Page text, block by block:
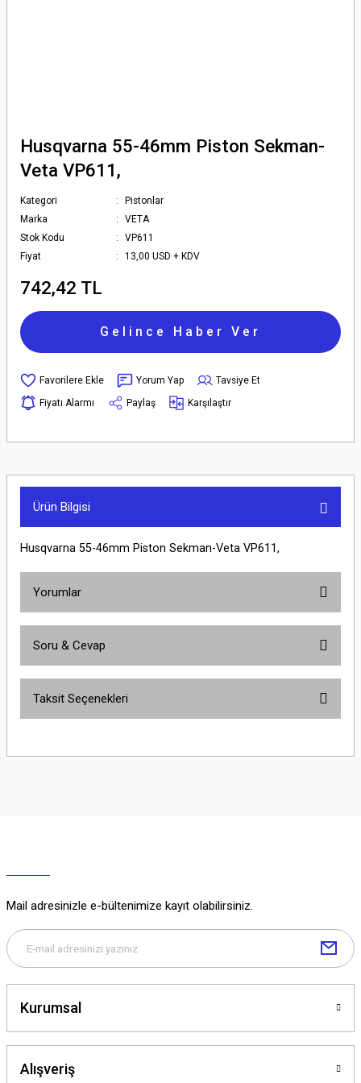
Husqvarna 55-46mm Piston Sekman-
Veta VP611,
Kategori
Pistonlar
Marka
VETA
Stok Kodu
VP611
Fiyat
13,00 USD + KDV
742,42 TL
Gelince Haber Ver
Yorum Yap
Tavsiye Et
Fiyatı Alarmı
Paylaş Karşılaştır
Ürün Bilgisi
Husqvarna 55-46mm Piston Sekman-Veta VP611,
Yorumlar
Soru & Cevap
Soru Sor
Taksit Seçenekleri
Mail adresinizle e-bültenimize kayıt olabilirsiniz.
Kurumsal
Alışveriş